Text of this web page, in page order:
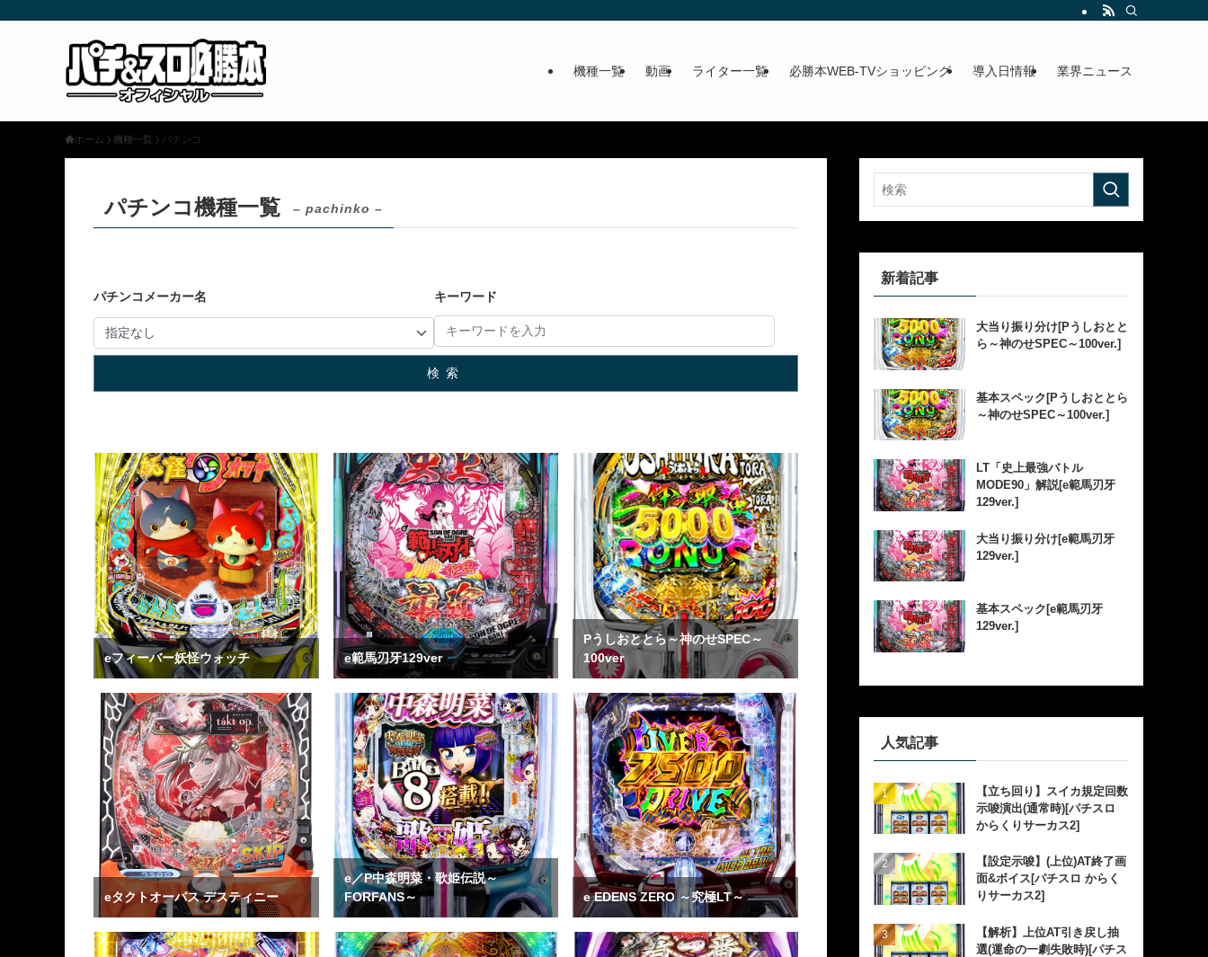
機種一覧 動画 ライター一覧 必勝本WEB-TVショッピング 導入日情報 業界ニュース
ホーム 機種一覧 パチンコ
パチンコ機種一覧 – pachinko –
パチンコメーカー名 キーワード
検索
eフィーバー妖怪ウォッチ e範馬刃牙129ver
Pうしおととら～神のせSPEC～
100ver
eタクトオーパス デスティニー
e／P中森明菜・歌姫伝説～
FORFANS～
e EDENS ZERO ～究極LT～
新着記事
大当り振り分け[Pうしおとと
ら～神のせSPEC～100ver.]
基本スペック[Pうしおととら
～神のせSPEC～100ver.]
LT「史上最強バトル
MODE90」解説[e範馬刃牙
129ver.]
大当り振り分け[e範馬刃牙
129ver.]
基本スペック[e範馬刃牙
129ver.]
人気記事
【立ち回り】スイカ規定回数
示唆演出(通常時)[パチスロ
からくりサーカス2]
【設定示唆】(上位)AT終了画
面&ボイス[パチスロ からく
りサーカス2]
【解析】上位AT引き戻し抽
選(運命の一劇失敗時)[パチス